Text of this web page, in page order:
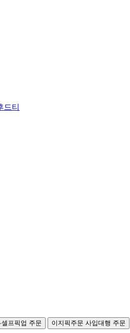
드티
셀프픽업 주문 이지픽주문 사입대행 주문